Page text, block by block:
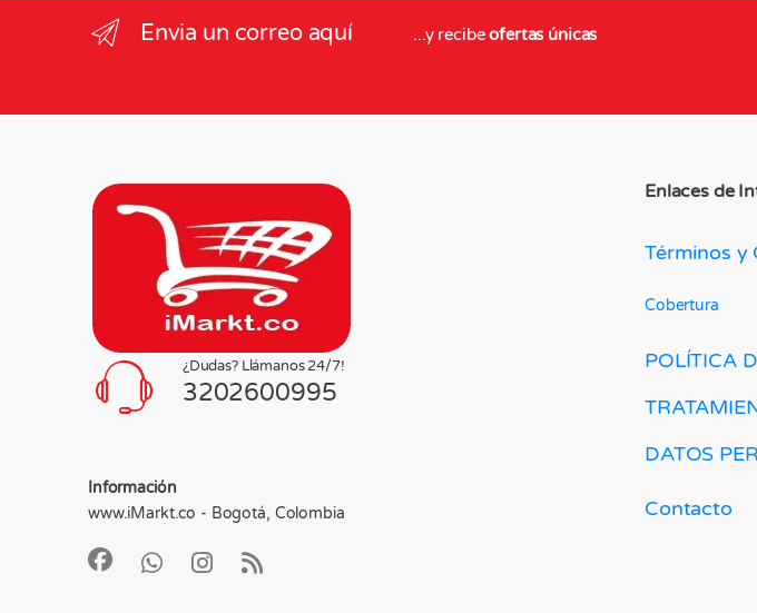
Envia un correo aquí ...y recibeofertas únicas
¿Dudas? Llámanos 24/7!
3202600995
Información
www.iMarkt.co - Bogotá, Colombia
Enlaces de
Términos y
Cobertura
POLÍTICA
DATOS
Contacto